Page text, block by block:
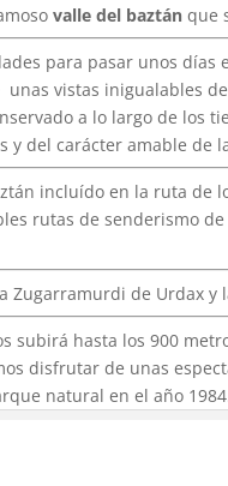
valle del baztán que
para pasar unos
vistas inigualables
a lo largo de los
del carácter amable de
incluído en la ruta
rutas de senderismo
de Urdax y
subirá hasta los 900
disfrutar de unas
natural en el año